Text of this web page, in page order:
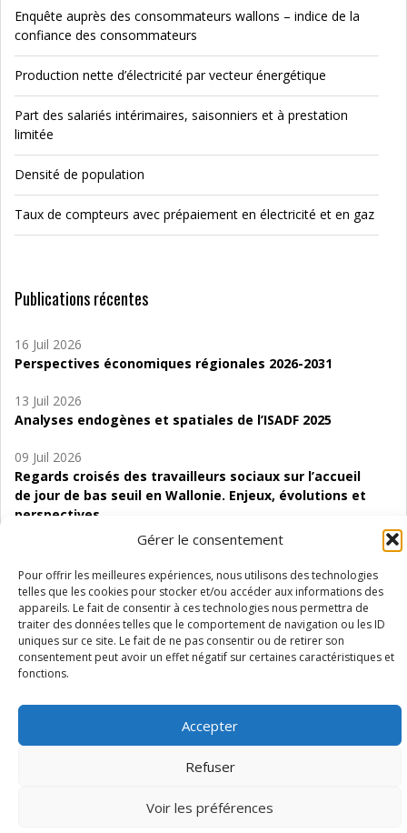
Gérer le consentement
Pour offrir les meilleures expériences, nous utilisons des technologies
telles que les cookies pour stocker et/ou accéder aux informations des
appareils. Le fait de consentir à ces technologies nous permettra de
traiter des données telles que le comportement de navigation ou les ID
uniques sur ce site. Le fait de ne pas consentir ou de retirer son
consentement peut avoir un effet négatif sur certaines caractéristiques et
fonctions.
Accepter
Refuser
Voir les préférences
Enquête auprès des consommateurs wallons – indice de la
confiance des consommateurs
Production nette d’électricité par vecteur énergétique
Part des salariés intérimaires, saisonniers et à prestation
limitée
Densité de population
Taux de compteurs avec prépaiement en électricité et en gaz
Publications récentes
16 Juil 2026
Perspectives économiques régionales 2026-2031
13 Juil 2026
Analyses endogènes et spatiales de l’ISADF 2025
09 Juil 2026
Regards croisés des travailleurs sociaux sur l’accueil
de jour de bas seuil en Wallonie. Enjeux, évolutions et
perspectives
Étude d’évaluabilité des Structures
d’accompagnement à l’autocréation d’emploi (SAACE)
01 Juil 2026
Pénurie du personnel infirmier :quels indicateurs
d’offre de soins pour comprendre la situation en